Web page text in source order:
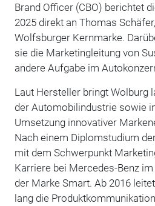
Brand Officer (CBO) berichtet
2025 direkt an Thomas
Wolfsburger Kernmarke.
sie die Marketingleitung von
andere Aufgabe im
Laut Hersteller bringt Wolburg
der Automobilindustrie sowie
Umsetzung innovativer
Nach einem Diplomstudium
mit dem Schwerpunkt
Karriere bei Mercedes-Benz
der Marke Smart. Ab 2016
lang die